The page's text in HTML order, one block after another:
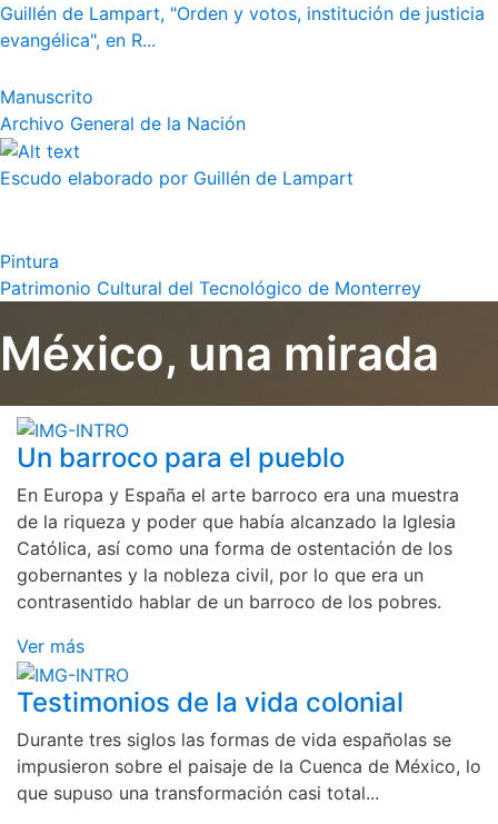
Guillén de Lampart, "Orden y votos, institución de justicia
evangélica", en R...
Manuscrito
Archivo General de la Nación
Escudo elaborado por Guillén de Lampart
Pintura
Patrimonio Cultural del Tecnológico de Monterrey
México, una mirada
Un barroco para el pueblo
En Europa y España el arte barroco era una muestra
de la riqueza y poder que había alcanzado la Iglesia
Católica, así como una forma de ostentación de los
gobernantes y la nobleza civil, por lo que era un
contrasentido hablar de un barroco de los pobres.
Ver más
Testimonios de la vida colonial
Durante tres siglos las formas de vida españolas se
impusieron sobre el paisaje de la Cuenca de México, lo
que supuso una transformación casi total...